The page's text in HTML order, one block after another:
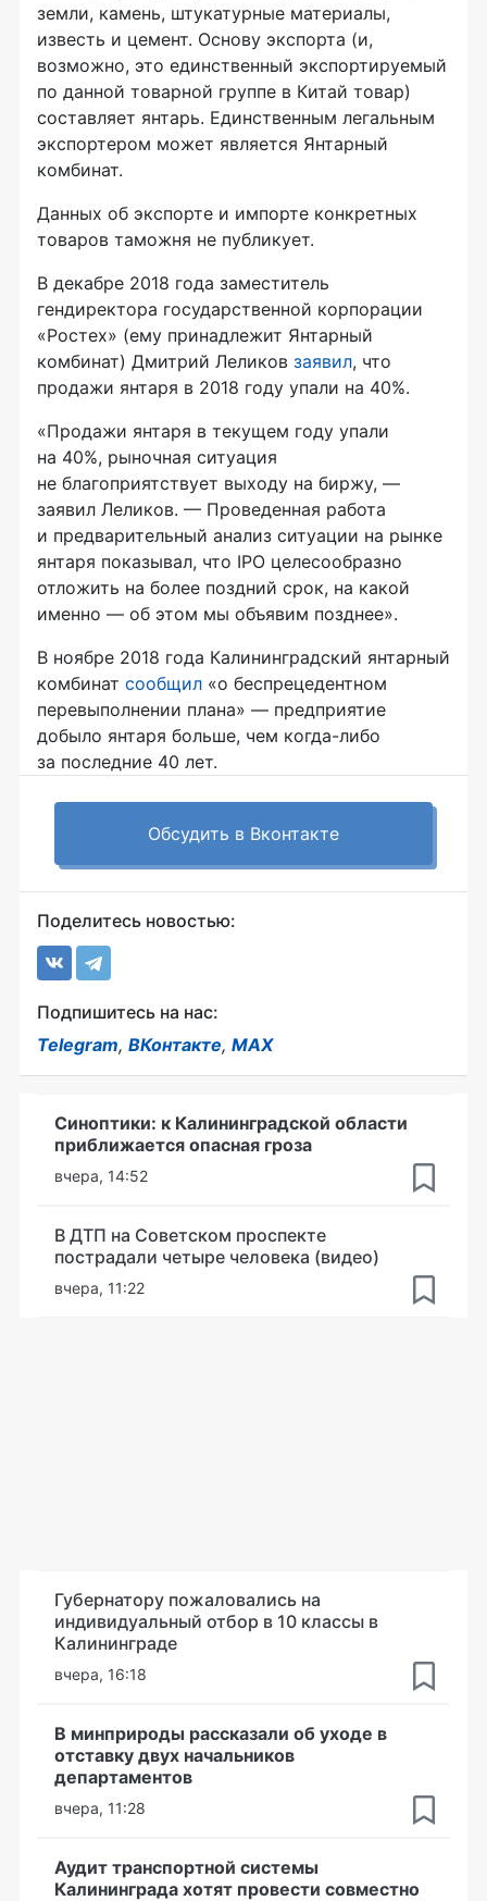
земли, камень, штукатурные материалы,
известь и цемент. Основу экспорта (и,
возможно, это единственный экспортируемый
по данной товарной группе в Китай товар)
составляет янтарь. Единственным легальным
экспортером может является Янтарный
комбинат.
Данных об экспорте и импорте конкретных
товаров таможня не публикует.
В декабре 2018 года заместитель
гендиректора государственной корпорации
«Ростех» (ему принадлежит Янтарный
комбинат) Дмитрий Леликов заявил, что
продажи янтаря в 2018 году упали на 40%.
«Продажи янтаря в текущем году упали
на 40%, рыночная ситуация
не благоприятствует выходу на биржу, —
заявил Леликов. — Проведенная работа
и предварительный анализ ситуации на рынке
янтаря показывал, что IPO целесообразно
отложить на более поздний срок, на какой
именно — об этом мы объявим позднее».
В ноябре 2018 года Калининградский янтарный
комбинат сообщил «о беспрецедентном
перевыполнении плана» — предприятие
добыло янтаря больше, чем когда-либо
за последние 40 лет.
Обсудить в Вконтакте
Поделитесь новостью:
Подпишитесь на нас:
Telegram, ВКонтакте, MAX
Синоптики: к Калининградской области
приближается опасная гроза
вчера, 14:52
В ДТП на Советском проспекте
пострадали четыре человека (видео)
вчера, 11:22
Губернатору пожаловались на
индивидуальный отбор в 10 классы в
Калининграде
вчера, 16:18
В минприроды рассказали об уходе в
отставку двух начальников
департаментов
вчера, 11:28
Аудит транспортной системы
Калининграда хотят провести совместно